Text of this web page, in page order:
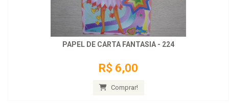
PAPEL DE CARTA FANTASIA - 224
R$ 6,00
Comprar!